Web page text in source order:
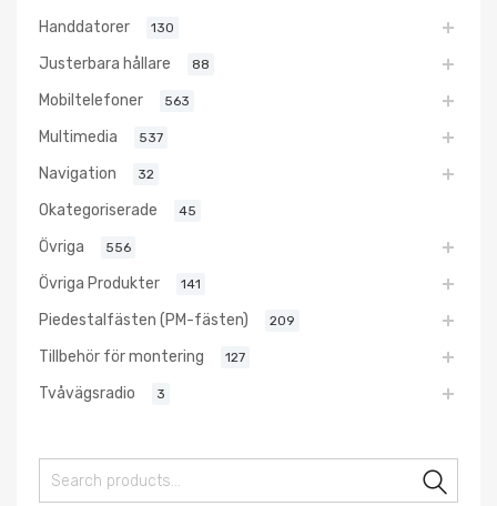
Handdatorer 130
Justerbara hållare 88
Mobiltelefoner 563
Multimedia 537
Navigation 32
Okategoriserade 45
Övriga 556
Övriga Produkter 141
Piedestalfästen (PM-fästen) 209
Tillbehör för montering 127
Tvåvägsradio 3